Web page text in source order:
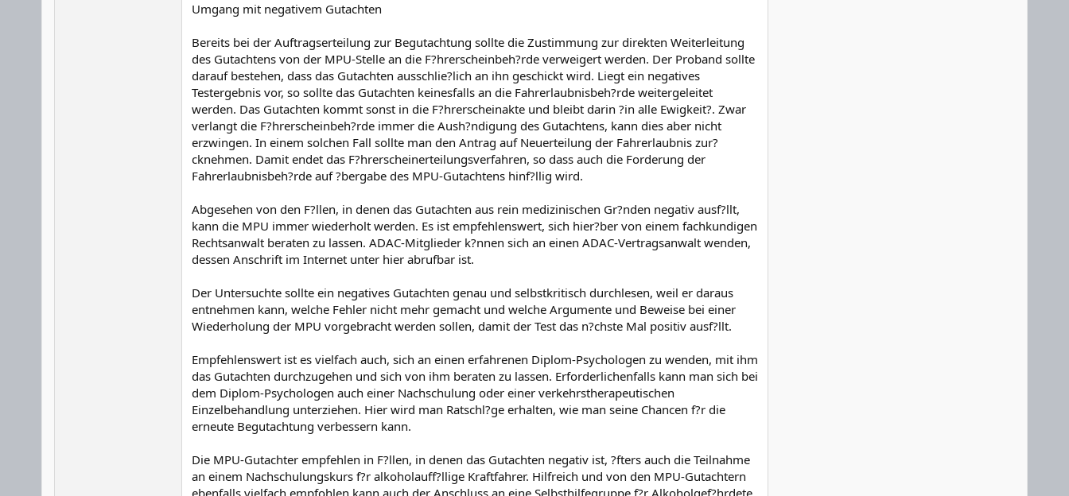
Umgang mit negativem Gutachten
Bereits bei der Auftragserteilung zur Begutachtung sollte die Zustimmung zur direkten Weiterleitung
des Gutachtens von der MPU-Stelle an die F?hrerscheinbeh?rde verweigert werden. Der Proband sollte
darauf bestehen, dass das Gutachten ausschlie?lich an ihn geschickt wird. Liegt ein negatives
Testergebnis vor, so sollte das Gutachten keinesfalls an die Fahrerlaubnisbeh?rde weitergeleitet
werden. Das Gutachten kommt sonst in die F?hrerscheinakte und bleibt darin ?in alle Ewigkeit?. Zwar
verlangt die F?hrerscheinbeh?rde immer die Aush?ndigung des Gutachtens, kann dies aber nicht
erzwingen. In einem solchen Fall sollte man den Antrag auf Neuerteilung der Fahrerlaubnis zur?
cknehmen. Damit endet das F?hrerscheinerteilungsverfahren, so dass auch die Forderung der
Fahrerlaubnisbeh?rde auf ?bergabe des MPU-Gutachtens hinf?llig wird.
Abgesehen von den F?llen, in denen das Gutachten aus rein medizinischen Gr?nden negativ ausf?llt,
kann die MPU immer wiederholt werden. Es ist empfehlenswert, sich hier?ber von einem fachkundigen
Rechtsanwalt beraten zu lassen. ADAC-Mitglieder k?nnen sich an einen ADAC-Vertragsanwalt wenden,
dessen Anschrift im Internet unter hier abrufbar ist.
Der Untersuchte sollte ein negatives Gutachten genau und selbstkritisch durchlesen, weil er daraus
entnehmen kann, welche Fehler nicht mehr gemacht und welche Argumente und Beweise bei einer
Wiederholung der MPU vorgebracht werden sollen, damit der Test das n?chste Mal positiv ausf?llt.
Empfehlenswert ist es vielfach auch, sich an einen erfahrenen Diplom-Psychologen zu wenden, mit ihm
das Gutachten durchzugehen und sich von ihm beraten zu lassen. Erforderlichenfalls kann man sich bei
dem Diplom-Psychologen auch einer Nachschulung oder einer verkehrstherapeutischen
Einzelbehandlung unterziehen. Hier wird man Ratschl?ge erhalten, wie man seine Chancen f?r die
erneute Begutachtung verbessern kann.
Die MPU-Gutachter empfehlen in F?llen, in denen das Gutachten negativ ist, ?fters auch die Teilnahme
an einem Nachschulungskurs f?r alkoholauff?llige Kraftfahrer. Hilfreich und von den MPU-Gutachtern
ebenfalls vielfach empfohlen kann auch der Anschluss an eine Selbsthilfegruppe f?r Alkoholgef?hrdete